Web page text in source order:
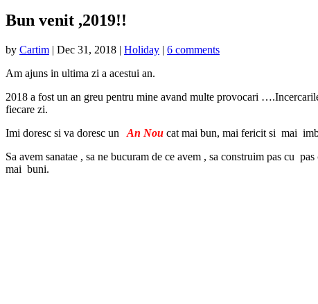
Bun venit ,2019!!
by Cartim | Dec 31, 2018 | Holiday | 6 comments
Am ajuns in ultima zi a acestui an.
2018 a fost un an greu pentru mine avand multe provocari
fiecare zi.
Imi doresc si va doresc un
An Nou cat mai bun, mai fericit si mai
Sa avem sanatae , sa ne bucuram de ce avem , sa construim pas cu
mai buni.